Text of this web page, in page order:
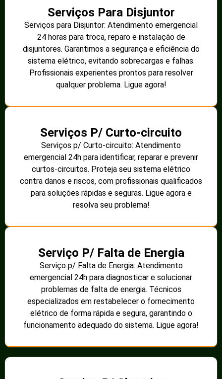
Instalação de Ventilador: Atendimento
especializado 24h para instalação de ventiladores
de teto ou parede. Garantimos uma instalação
segura, eficiente e com o melhor acabamento,
cuidando da fiação e das conexões elétricas
necessárias. Profissionais qualificados prontos para
ajudar. Ligue agora!
Instalação: Ar Condicionado
Instalação de Ar Condicionado: Atendimento
especializado 24h para instalação de ar
condicionado. Realizamos a instalação com
segurança e precisão, cuidando da parte elétrica e
do sistema de refrigeração para garantir o perfeito
qualificados à disposição. Ligue agora!
Instalação de Câmera
Instalação de Câmera: Atendimento especializado
24h para instalação de câmeras de segurança.
Garantimos uma instalação eficiente e segura,
cuidando de todo o sistema de monitoramento para
qualificados prontos para atender. Ligue agora!